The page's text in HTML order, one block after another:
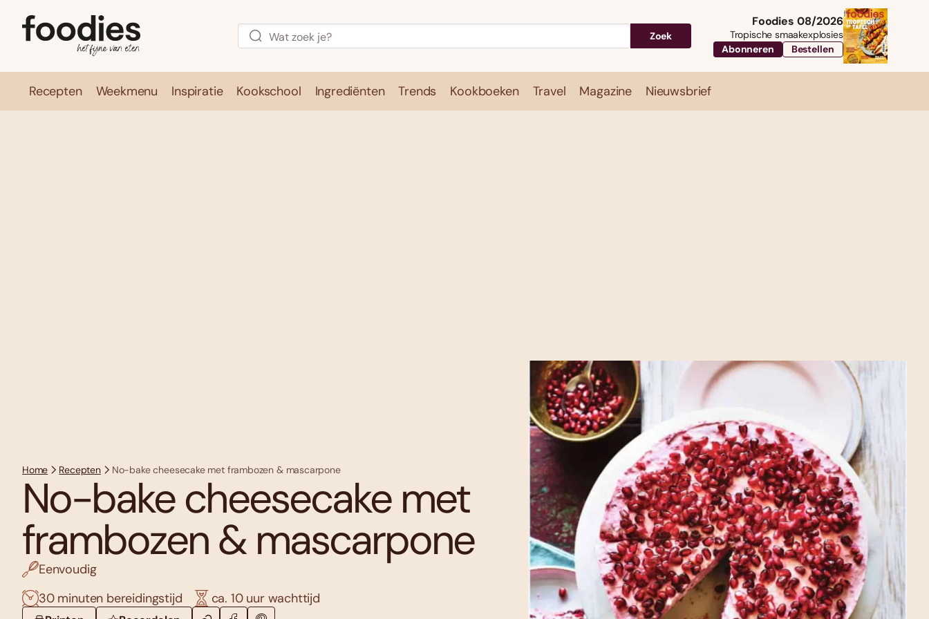
Zoek
Foodies 08/2026
Tropische smaakexplosies
Abonneren
Bestellen
Recepten Weekmenu Inspiratie Kookschool Ingrediënten Trends Kookboeken Travel Magazine Nieuwsbrief
Home Recepten No-bake cheesecake met frambozen & mascarpone
No-bake cheesecake met
frambozen & mascarpone
Eenvoudig
30 minuten bereidingstijd
ca. 10 uur wachttijd